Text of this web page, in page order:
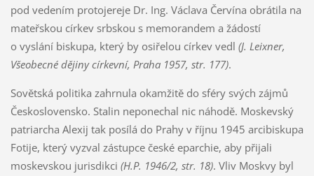
pod vedením protojereje Dr. Ing. Václava Červína obrátila na
mateřskou církev srbskou s memorandem a žádostí
o vyslání biskupa, který by osiřelou církev vedl (J. Leixner,
Všeobecné dějiny církevní, Praha 1957, str. 177).
Sovětská politika zahrnula okamžitě do sféry svých zájmů
Československo. Stalin neponechal nic náhodě. Moskevský
patriarcha Alexij tak posílá do Prahy v říjnu 1945 arcibiskupa
Fotije, který vyzval zástupce české eparchie, aby přijali
moskevskou jurisdikci (H.P. 1946/2, str. 18). Vliv Moskvy byl